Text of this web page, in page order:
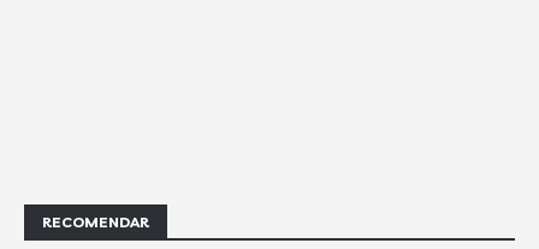
RECOMENDAR